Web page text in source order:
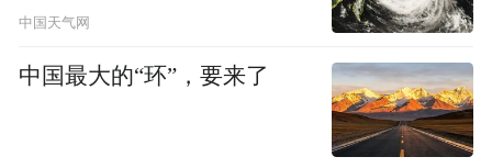
中国天气网
中国最大的“环”，要来了